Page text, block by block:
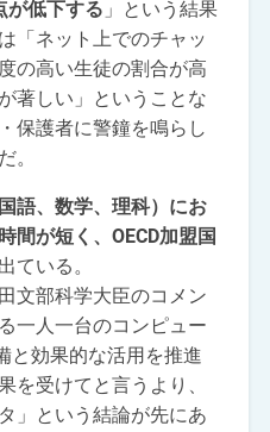
が低下する 」という結果
「ネット上でのチャッ
の高い生徒の割合が高
著しい」ということな
保護者に警鐘を鳴らし
。
語、数学、理科）にお
間が短く、OECD加盟国
ている。
文部科学大臣のコメン
一人一台のコンピュー
と効果的な活用を推進
を受けてと言うより、
」という結論が先にあ